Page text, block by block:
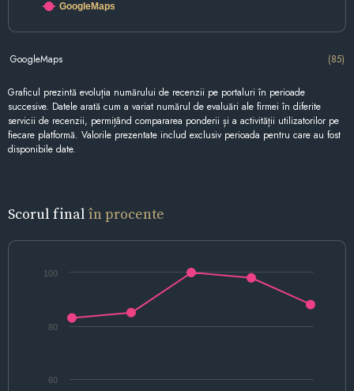
GoogleMaps
GoogleMaps (85)
Graficul prezintă evoluția numărului de recenzii pe portaluri în perioade
succesive. Datele arată cum a variat numărul de evaluări ale firmei în diferite
servicii de recenzii, permițând compararea ponderii și a activității utilizatorilor pe
fiecare platformă. Valorile prezentate includ exclusiv perioada pentru care au fost
disponibile date.
Scorul final în procente
60
80
100